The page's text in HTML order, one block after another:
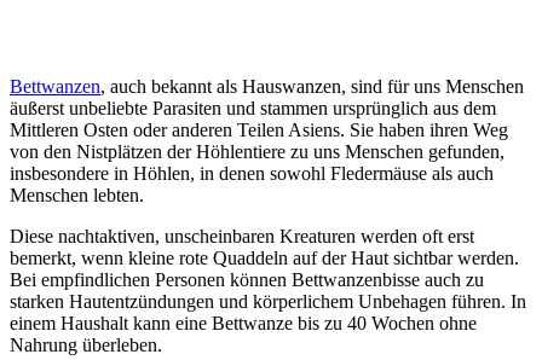
Bettwanzen, auch bekannt als Hauswanzen, sind für uns Menschen
äußerst unbeliebte Parasiten und stammen ursprünglich aus dem
Mittleren Osten oder anderen Teilen Asiens. Sie haben ihren Weg
von den Nistplätzen der Höhlentiere zu uns Menschen gefunden,
insbesondere in Höhlen, in denen sowohl Fledermäuse als auch
Menschen lebten.
Diese nachtaktiven, unscheinbaren Kreaturen werden oft erst
bemerkt, wenn kleine rote Quaddeln auf der Haut sichtbar werden.
Bei empfindlichen Personen können Bettwanzenbisse auch zu
starken Hautentzündungen und körperlichem Unbehagen führen. In
einem Haushalt kann eine Bettwanze bis zu 40 Wochen ohne
Nahrung überleben.